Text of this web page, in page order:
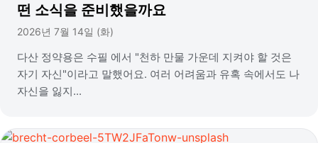
떤 소식을 준비했을까요
2026년 7월 14일 (화)
다산 정약용은 수필 에서 "천하 만물 가운데 지켜야 할 것은
자기 자신"이라고 말했어요. 여러 어려움과 유혹 속에서도 나
자신을 잃지...